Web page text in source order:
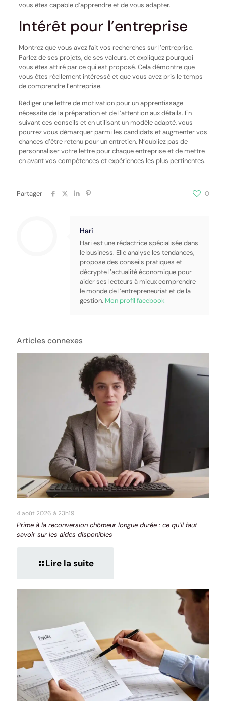
vous êtes capable d’apprendre et de vous adapter.
Intérêt pour l’entreprise
Montrez que vous avez fait vos recherches sur l’entreprise.
Parlez de ses projets, de ses valeurs, et expliquez pourquoi
vous êtes attiré par ce qui est proposé. Cela démontre que
vous êtes réellement intéressé et que vous avez pris le temps
de comprendre l’entreprise.
Rédiger une lettre de motivation pour un apprentissage
nécessite de la préparation et de l’attention aux détails. En
suivant ces conseils et en utilisant un modèle adapté, vous
pourrez vous démarquer parmi les candidats et augmenter vos
chances d’être retenu pour un entretien. N’oubliez pas de
personnaliser votre lettre pour chaque entreprise et de mettre
en avant vos compétences et expériences les plus pertinentes.
Partager 0
Hari
Hari est une rédactrice spécialisée dans
le business. Elle analyse les tendances,
propose des conseils pratiques et
décrypte l’actualité économique pour
aider ses lecteurs à mieux comprendre
le monde de l’entrepreneuriat et de la
gestion. Mon profil facebook
Articles connexes
4 août 2026 à 23h19
Prime à la reconversion chômeur longue durée : ce qu’il faut
savoir sur les aides disponibles
Lire la suite